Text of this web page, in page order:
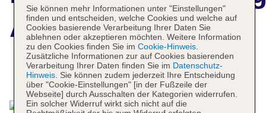
Alcomar
Das bietet Ihre Unterkunft
Sie können mehr Informationen unter "Einstellungen"
finden und entscheiden, welche Cookies und welche auf
Cookies basierende Verarbeitung Ihrer Daten Sie
ablehnen oder akzeptieren möchten. Weitere Information
zu den Cookies finden Sie im Cookie-Hinweis.
Zusätzliche Informationen zur auf Cookies basierenden
Verarbeitung Ihrer Daten finden Sie im Datenschutz-
Hinweis. Sie können zudem jederzeit Ihre Entscheidung
über "Cookie-Einstellungen" [in der Fußzeile der
Webseite] durch Ausschalten der Kategorien widerrufen.
Ein solcher Widerruf wirkt sich nicht auf die